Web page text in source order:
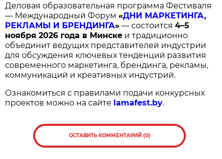
Деловая образовательная программа Фестиваля
— Международный Форум«ДНИ МАРКЕТИНГА,
РЕКЛАМЫ И БРЕНДИНГА» — состоится4–5
ноября 2026 года в Минске и традиционно
объединит ведущих представителей индустрии
для обсуждения ключевых тенденций развития
современного маркетинга, брендинга, рекламы,
коммуникаций и креативных индустрий.
Ознакомиться с правилами подачи конкурсных
проектов можно на сайте lamafest.by.
ОСТАВИТЬ КОММЕНТАРИЙ (0)